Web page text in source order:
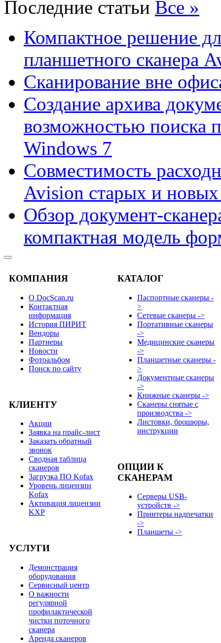
Последние статьи Все »
Компактное решение
планшетного сканера
Сканирование вне
Создание архива
возможностью поиска
Windows 7
Совместимость
Avision старых и новых
Обзор документ-
компактная модель
КОМПАНИЯ
О DocScan.ru
Контактная
информация
История ПИРИТ
Вендоры
Партнеры
Новости
Фотоальбом
Поиск по сайту
КЛИЕНТУ
Акции
Заявка на прайс-лист
Заказать обратный
звонок
Сводная таблица
сканеров
Загрузка ПО Kofax
Уровень лицензии
Kofax
Активация лицензии
KXP
УСЛУГИ
Демонстрация
оборудования
Сервисный центр
О важности
регулярной
профилактической
чистки поточного
сканера
Аренда сканеров
КАТАЛОГ
Паспортные сканеры -
>
Сетевые сканеры ->
Портативные сканеры
->
Медицинские сканеры
->
Планшетные сканеры -
>
Документные сканеры
->
Книжные сканеры ->
Сканеры снятые с
производства ->
Листовки, брошюры,
инструкции
ОПЦИИ К
СКАНЕРАМ
Серверы USB-
устройств ->
Принтеры надпечатки
->
Планшеты ->